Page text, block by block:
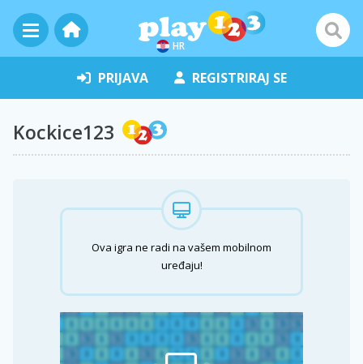
HR
PRIJAVA REGISTRIRAJ SE
Kockice123
Ova igra ne radi na vašem mobilnom
uređaju!